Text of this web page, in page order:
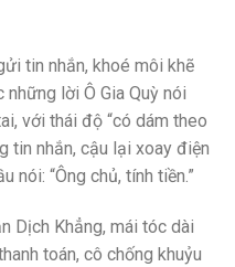
tin nhắn, khoé môi khẽ
lời Ô Gia Quỳ nói
với thái độ “có dám theo
tin nhắn, cậu lại xoay điện
nói: “Ông chủ, tính tiền.”
Dịch Khẳng, mái tóc dài
toán, cô chống khuỷu